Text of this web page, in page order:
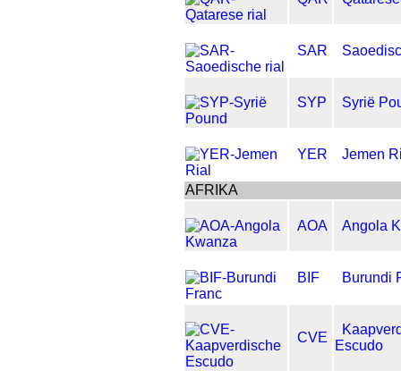
SAR
SYP Syrië
YER Jemen
AFRIKA
AOA Angola
BIF Burundi
CVE
Escudo